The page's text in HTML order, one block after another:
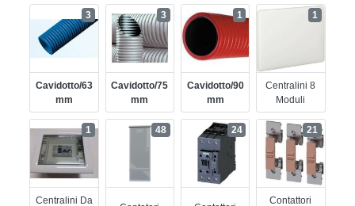
Cavidotto/63
Mm
3
Cavidotto/75
Mm
3
Cavidotto/90
Mm
1
Centralini 8
Moduli
1
Centralini Da
1 48 24
Contattori
21